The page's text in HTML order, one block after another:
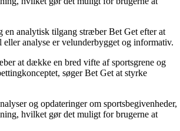
en analytisk tilgang stræber Bet Get efter at
analyse er velunderbygget og informativ.
at dække en bred vifte af sportsgrene og
søger Bet Get at styrke
og opdateringer om sportsbegivenheder,
hvilket gør det muligt for brugerne at